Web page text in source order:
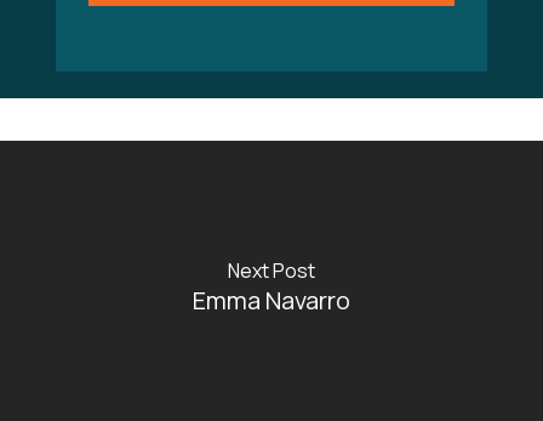
Next Post
Emma Navarro